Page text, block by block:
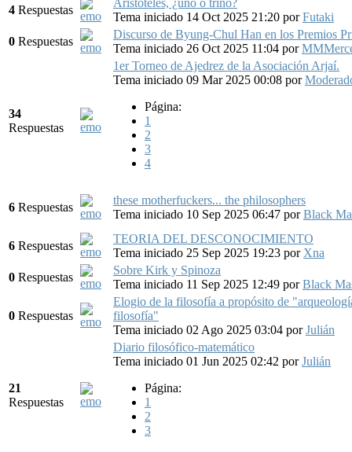
4 Respuestas
Tema iniciado 14 Oct 2025 21:20 porFutaki
0 Respuestas
Discurso de Byung-Chul Han en los Premios
Tema iniciado 26 Oct 2025 11:04 por
34
Respuestas
1er Torneo de Ajedrez de la Asociación Arjaí.
Tema iniciado 09 Mar 2025 00:08 por
Página:
1
2
3
4
6 Respuestas
these motherfuckers... the philosophers
Tema iniciado 10 Sep 2025 06:47 porBlack
6 Respuestas
TEORIA DEL DESCONOCIMIENTO
Tema iniciado 25 Sep 2025 19:23 por Xna
0 Respuestas
Sobre Kirk y Spinoza
Tema iniciado 11 Sep 2025 12:49 porBlack
0 Respuestas
Elogio de la filosofía a propósito de
filosofía"
Tema iniciado 02 Ago 2025 03:04 porJulián
21
Respuestas
Diario filosófico-matemático
Tema iniciado 01 Jun 2025 02:42 porJulián
Página:
1
2
3